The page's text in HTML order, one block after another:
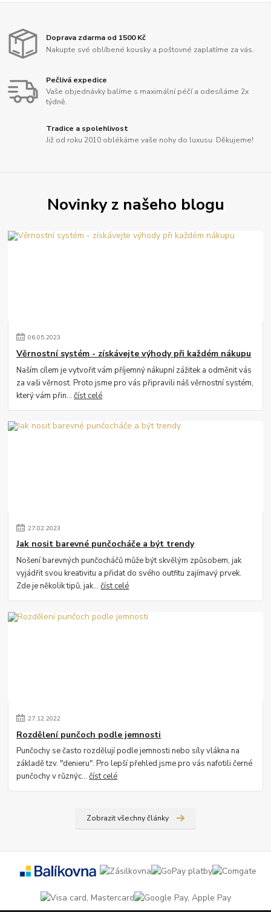
Doprava zdarma od 1500 Kč
Nakupte své oblíbené kousky a poštovné zaplatíme za vás.
Pečlivá expedice
Vaše objednávky balíme s maximální péčí a odesíláme 2x
týdně.
Tradice a spolehlivost
Již od roku 2010 oblékáme vaše nohy do luxusu. Děkujeme!
Novinky z našeho blogu
06.05.2023
Věrnostní systém - získávejte výhody při každém nákupu
Naším cílem je vytvořit vám příjemný nákupní zážitek a odměnit vás
za vaši věrnost. Proto jsme pro vás připravili náš věrnostní systém,
který vám přin...číst celé
27.02.2023
Jak nosit barevné punčocháče a být trendy
Nošení barevných punčocháčů může být skvělým způsobem, jak
vyjádřit svou kreativitu a přidat do svého outfitu zajímavý prvek.
Zde je několik tipů, jak...číst celé
27.12.2022
Rozdělení punčoch podle jemnosti
Punčochy se často rozdělují podle jemnosti nebo síly vlákna na
základě tzv. "denieru". Pro lepší přehled jsme pro vás nafotili černé
punčochy v různýc...číst celé
Zobrazit všechny články